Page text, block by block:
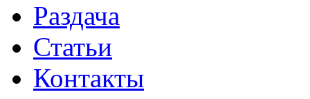
Раздача
Статьи
Контакты